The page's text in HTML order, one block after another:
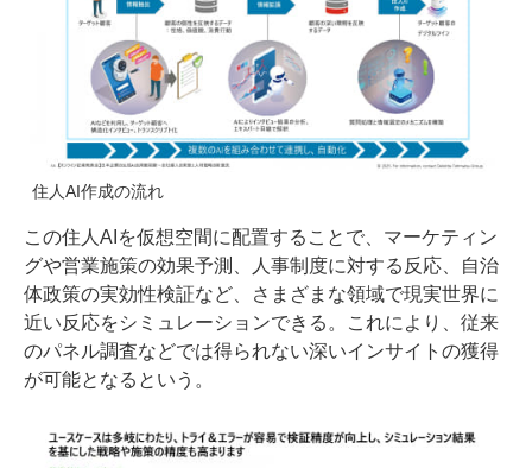
住人AI作成の流れ
この住人AIを仮想空間に配置することで、マーケティン
グや営業施策の効果予測、人事制度に対する反応、自治
体政策の実効性検証など、さまざまな領域で現実世界に
近い反応をシミュレーションできる。これにより、従来
のパネル調査などでは得られない深いインサイトの獲得
が可能となるという。